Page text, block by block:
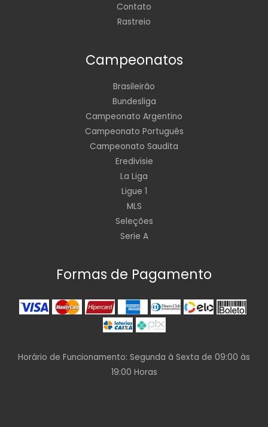
Contato
Rastreio
Campeonatos
Brasileirão
Bundesliga
Campeonato Argentino
Campeonato Português
Campeonato Saudita
Eredivisie
La Liga
Ligue 1
MLS
Seleções
Serie A
Formas de Pagamento
Horário de Funcionamento: Segunda à Sexta de 09:00 às
19:00 Horas